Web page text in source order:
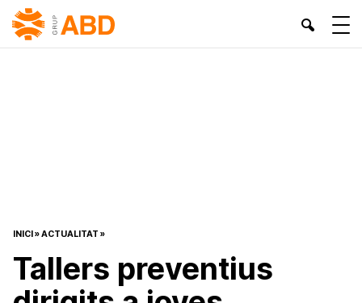
INICI»ACTUALITAT »
Tallers preventius